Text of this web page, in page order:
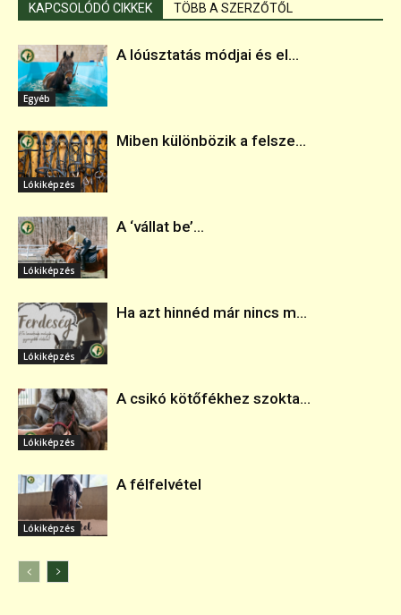
KAPCSOLÓDÓ CIKKEK TÖBB A SZERZŐTŐL
Egyéb
A lóúsztatás módjai és el...
Lókiképzés
Miben különbözik a felsze...
Lókiképzés
A ‘vállat be’...
Lókiképzés
Ha azt hinnéd már nincs m...
Lókiképzés
A csikó kötőfékhez szokta...
Lókiképzés
A félfelvétel